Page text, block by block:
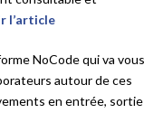
l’article
NoCode qui va vous
autour de ces
en entrée, sortie